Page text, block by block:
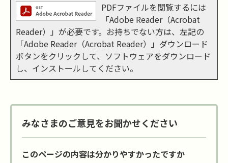
PDFファイルを閲覧するには
「Adobe Reader（Acrobat
Reader）」が必要です。お持ちでない方は、左記の
「Adobe Reader（Acrobat Reader）」ダウンロード
ボタンをクリックして、ソフトウェアをダウンロード
し、インストールしてください。
みなさまのご意見をお聞かせください
このページの内容は分かりやすかったですか